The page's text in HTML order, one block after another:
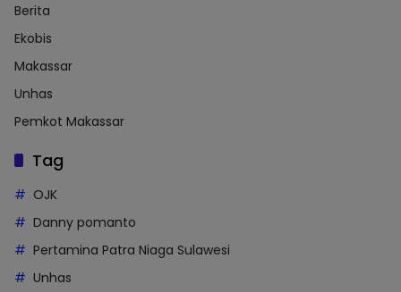
Berita
Ekobis
Makassar
Unhas
Pemkot Makassar
Tag
OJK
Danny pomanto
Pertamina Patra Niaga Sulawesi
Unhas